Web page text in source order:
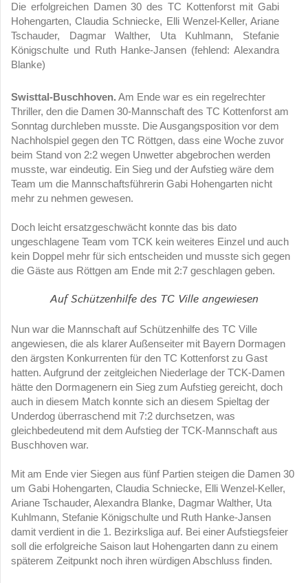
Die erfolgreichen Damen 30 des TC Kottenforst mit Gabi
Hohengarten, Claudia Schniecke, Elli Wenzel-Keller, Ariane
Tschauder, Dagmar Walther, Uta Kuhlmann, Stefanie
Königschulte und Ruth Hanke-Jansen (fehlend: Alexandra
Blanke)
Swisttal-Buschhoven. Am Ende war es ein regelrechter
Thriller, den die Damen 30-Mannschaft des TC Kottenforst am
Sonntag durchleben musste. Die Ausgangsposition vor dem
Nachholspiel gegen den TC Röttgen, dass eine Woche zuvor
beim Stand von 2:2 wegen Unwetter abgebrochen werden
musste, war eindeutig. Ein Sieg und der Aufstieg wäre dem
Team um die Mannschaftsführerin Gabi Hohengarten nicht
mehr zu nehmen gewesen.
Doch leicht ersatzgeschwächt konnte das bis dato
ungeschlagene Team vom TCK kein weiteres Einzel und auch
kein Doppel mehr für sich entscheiden und musste sich gegen
die Gäste aus Röttgen am Ende mit 2:7 geschlagen geben.
Auf Schützenhilfe des TC Ville angewiesen
Nun war die Mannschaft auf Schützenhilfe des TC Ville
angewiesen, die als klarer Außenseiter mit Bayern Dormagen
den ärgsten Konkurrenten für den TC Kottenforst zu Gast
hatten. Aufgrund der zeitgleichen Niederlage der TCK-Damen
hätte den Dormagenern ein Sieg zum Aufstieg gereicht, doch
auch in diesem Match konnte sich an diesem Spieltag der
Underdog überraschend mit 7:2 durchsetzen, was
gleichbedeutend mit dem Aufstieg der TCK-Mannschaft aus
Buschhoven war.
Mit am Ende vier Siegen aus fünf Partien steigen die Damen 30
um Gabi Hohengarten, Claudia Schniecke, Elli Wenzel-Keller,
Ariane Tschauder, Alexandra Blanke, Dagmar Walther, Uta
Kuhlmann, Stefanie Königschulte und Ruth Hanke-Jansen
damit verdient in die 1. Bezirksliga auf. Bei einer Aufstiegsfeier
soll die erfolgreiche Saison laut Hohengarten dann zu einem
späterem Zeitpunkt noch ihren würdigen Abschluss finden.